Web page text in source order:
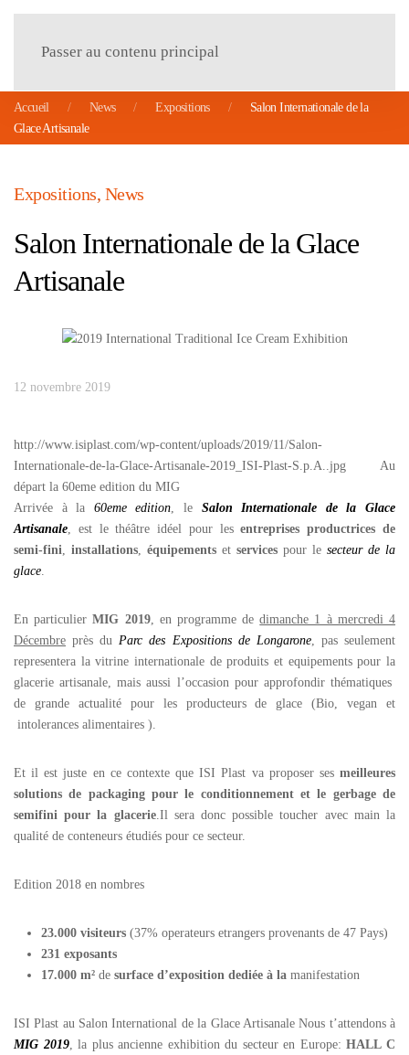
Passer au contenu principal
Menu
Accueil News Expositions
Salon Internationale de la
Glace Artisanale
Expositions, News
Salon Internationale de la Glace
Artisanale
12 novembre 2019
http://www.isiplast.com/wp-content/uploads/2019/11/Salon-
Internationale-de-la-Glace-Artisanale-2019_ISI-Plast-S.p.A..jpg Au
départ la 60eme edition du MIG
Arrivée à la 60eme edition, le Salon Internationale de la Glace
Artisanale, est le théâtre idéel pour lesentreprises productrices de
semi-fini, installations, équipements et services pour le secteur de la
glace.
En particulierMIG 2019, en programme dedimanche 1 à mercredi 4
Décembre près duParc des Expositions de Longarone, pas seulement
representera la vitrine internationale de produits et equipements pour la
glacerie artisanale, mais aussi l’occasion pour approfondir thématiques
de grande actualité pour les producteurs de glace (Bio, vegan et
intolerances alimentaires ).
Et il est juste en ce contexte que ISI Plast va proposer ses meilleures
solutions de packaging pour le conditionnement et le gerbage de
semifini pour la glacerie.Il sera donc possible toucher avec main la
qualité de conteneurs étudiés pour ce secteur.
Edition 2018 en nombres
23.000 visiteurs (37% operateurs etrangers provenants de 47 Pays)
231 exposants
17.000 m² de surface d’exposition dediée à la manifestation
ISI Plast au Salon International de la Glace Artisanale Nous t’attendons à
MIG 2019, la plus ancienne exhibition du secteur en Europe:HALL C